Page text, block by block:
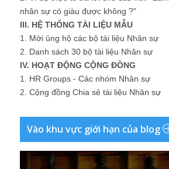
nhân sự có giàu được không ?"
III. HỆ THỐNG TÀI LIỆU MẪU
1. Mời ủng hộ các bộ tài liệu Nhân sự
2. Danh sách 30 bộ tài liệu Nhân sự
IV. HOẠT ĐỘNG CỘNG ĐỒNG
1. HR Groups - Các nhóm Nhân sự
2. Cộng đồng Chia sẻ tài liệu Nhân sự
Vào khu vực giới hạn của blog